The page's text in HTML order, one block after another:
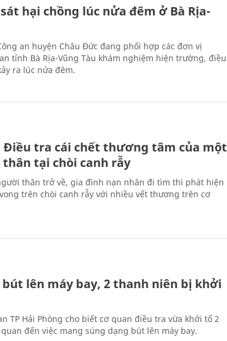
hại chồng lúc nửa đêm ở Bà Rịa-
an huyện Châu Đức đang phối hợp các đơn vị
tỉnh Bà Rịa-Vũng Tàu khám nghiệm hiện trường, điều
ra lúc nửa đêm.
Điều tra cái chết thương tâm của một
tại chòi canh rẫy
thân trở về, gia đình nạn nhân đi tìm thì phát hiện
trên chòi canh rẫy với nhiều vết thương trên cơ
lên máy bay, 2 thanh niên bị khởi
TP Hải Phòng cho biết cơ quan điều tra vừa khởi tố 2
đến việc mang súng dạng bút lên máy bay.